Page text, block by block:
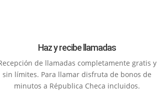
Haz y recibe llamadas
de llamadas completamente gratis y
sin límites. Para llamar disfruta de bonos de
minutos a Républica Checa incluidos.